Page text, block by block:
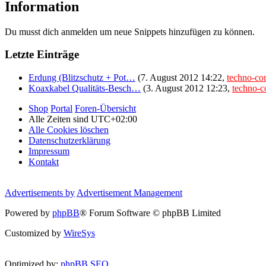
Information
Du musst dich anmelden um neue Snippets hinzufügen zu können.
Letzte Einträge
Erdung (Blitzschutz + Pot… (7. August 2012 14:22, techno-
Koaxkabel Qualitäts-Besch… (3. August 2012 12:23, techno-
Shop Portal Foren-Übersicht
Alle Zeiten sind UTC+02:00
Alle Cookies löschen
Datenschutzerklärung
Impressum
Kontakt
Advertisements by Advertisement Management
Powered by phpBB® Forum Software © phpBB Limited
Customized by WireSys
Optimized by: phpBB SEO